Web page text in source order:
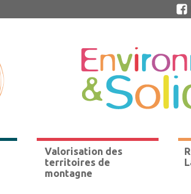
Valorisation des
territoires de
montagne